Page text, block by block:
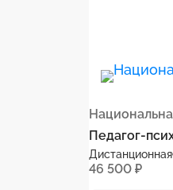
Педагог-
Дистанционная
46 500 ₽